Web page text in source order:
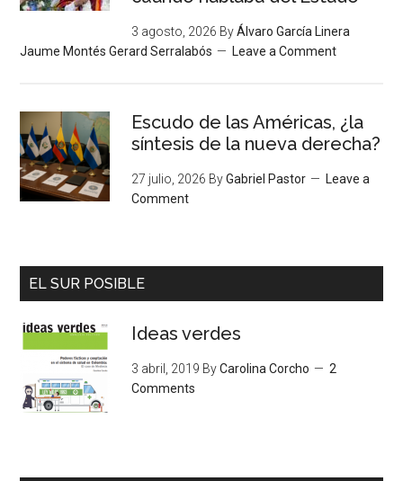
3 agosto, 2026 ByÁlvaro García Linera
Jaume Montés Gerard Serralabós
Leave a Comment
Escudo de las Américas, ¿la
síntesis de la nueva derecha?
27 julio, 2026 ByGabriel Pastor
Leave a
Comment
EL SUR POSIBLE
Ideas verdes
3 abril, 2019 ByCarolina Corcho
2
Comments